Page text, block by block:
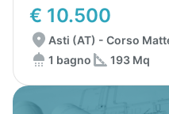
€ 10.500
Asti (AT) - Corso
1 bagno
193 Mq